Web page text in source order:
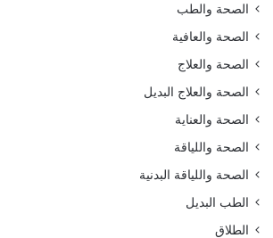
الصحة والطب
الصحة والعافية
الصحة والعلاج
الصحة والعلاج البديل
الصحة والعناية
الصحة واللياقة
الصحة واللياقة البدنية
الطب البديل
الطلاق